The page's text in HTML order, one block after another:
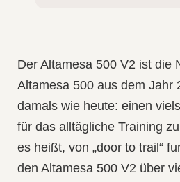
Der Altamesa 500 V2 ist die
Altamesa 500 aus dem Jahr
damals wie heute: einen
für das alltägliche Training
es heißt, von „door to trail“
den Altamesa 500 V2 über